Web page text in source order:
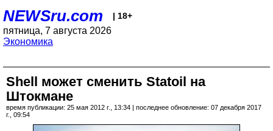
NEWSru.com | 18+
пятница, 7 августа 2026
Экономика
Shell может сменить Statoil на
Штокмане
время публикации: 25 мая 2012 г., 13:34 | последнее обновление: 07 декабря 2017
г., 09:54